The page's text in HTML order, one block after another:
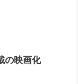
の映画化